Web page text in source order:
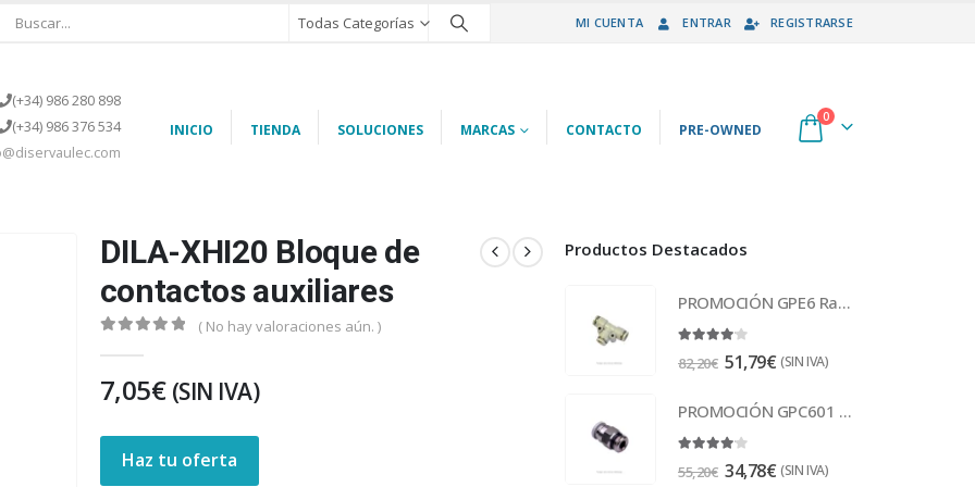
Todas Categorías MI CUENTA ENTRAR REGISTRARSE
(+34) 986 280 898
(+34) 986 376 534
INICIO TIENDA SOLUCIONES MARCAS CONTACTO PRE-OWNED
0
DILA-XHI20 Bloque de
contactos auxiliares
( No hay valoraciones aún. )
7,05€ (SIN IVA)
Haz tu oferta
Productos Destacados
PROMOCIÓN GPE6 Racor
82,20€ 51,79€ (SIN IVA)
PROMOCIÓN GPC601 Racor
55,20€ 34,78€ (SIN IVA)